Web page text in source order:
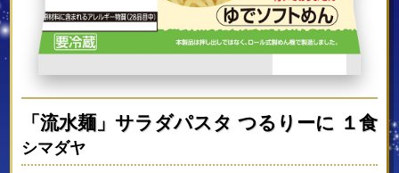
「流水麺」サラダパスタ つるりーに １食
シマダヤ